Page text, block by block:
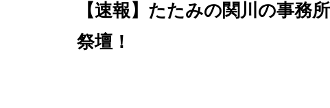
【速報】たたみの関川の事
祭壇！